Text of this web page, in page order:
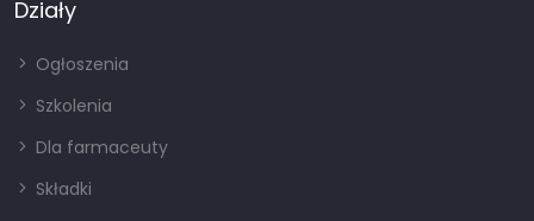
Działy
Ogłoszenia
Szkolenia
Dla farmaceuty
Składki